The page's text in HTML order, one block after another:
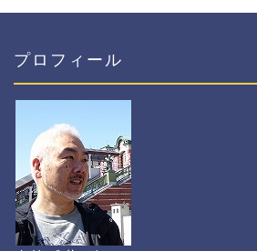
プロフィール